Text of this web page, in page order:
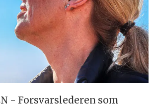
- Forsvarslederen som